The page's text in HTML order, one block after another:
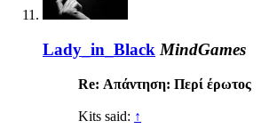
Lady_in_Black MindGames
Re: Απάντηση: Περί έρωτος
Kits said: ↑